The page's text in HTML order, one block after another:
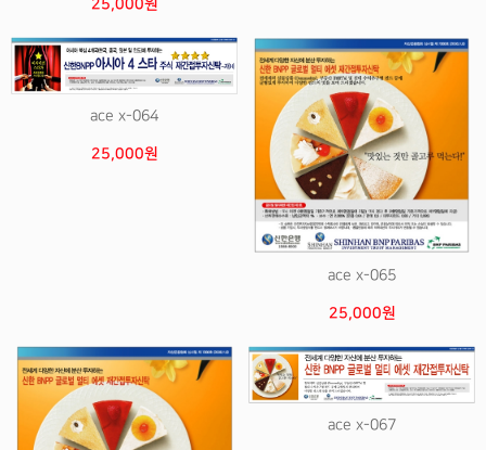
25,000원
ace x-064
25,000원
ace x-065
25,000원
ace x-067